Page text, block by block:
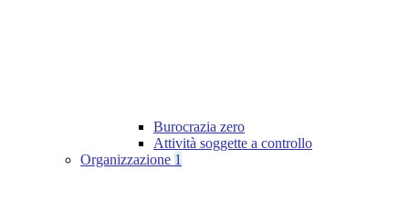
Burocrazia zero
Attività soggette a controllo
Organizzazione 1